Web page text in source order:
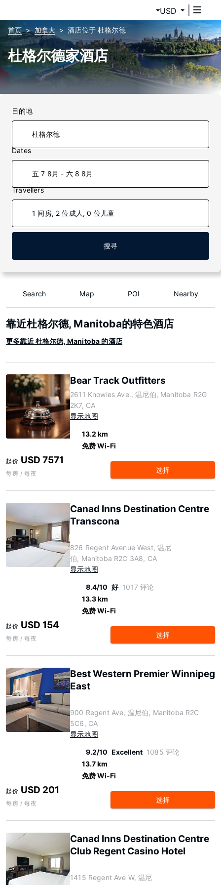
USD
首页 加拿大 酒店位于 杜格尔德
杜格尔德家酒店
目的地
Dates
五 7 8月 - 六 8 8月
Travellers
1 间房, 2 位成人, 0 位儿童
搜寻
Search Map POI Nearby
靠近杜格尔德, Manitoba的特色酒店
更多靠近 杜格尔德, Manitoba 的酒店
Bear Track Outfitters
2611 Knowles Ave., 温尼伯, Manitoba R2G
2K7, CA
显示地图
13.2 km
免费 Wi-Fi
起价 USD 7571
每房 / 每夜 选择
Canad Inns Destination Centre
Transcona
826 Regent Avenue West, 温尼
伯, Manitoba R2C 3A8, CA
显示地图
8.4/10 好 1017 评论
13.3 km
免费 Wi-Fi
起价 USD 154
每房 / 每夜 选择
Best Western Premier Winnipeg
East
900 Regent Ave, 温尼伯, Manitoba R2C
5C6, CA
显示地图
9.2/10 Excellent 1085 评论
13.7 km
免费 Wi-Fi
起价 USD 201
每房 / 每夜 选择
Canad Inns Destination Centre
Club Regent Casino Hotel
1415 Regent Ave W, 温尼